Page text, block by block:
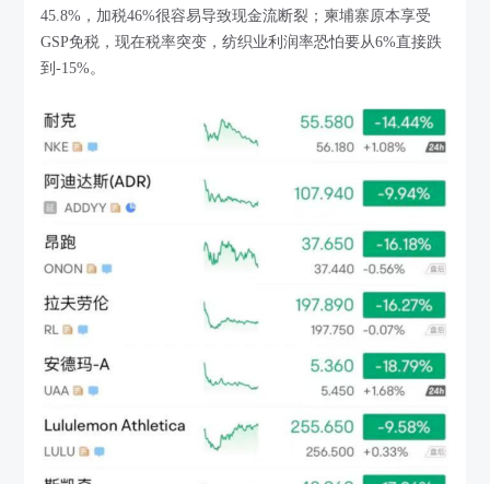
45.8%，加税46%很容易导致现金流断裂；柬埔寨原本享受
GSP免税，现在税率突变，纺织业利润率恐怕要从6%直接跌
到-15%。